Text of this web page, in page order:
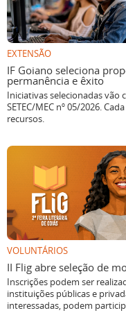
EXTENSÃO
IF Goiano seleciona
permanência e êxito
Iniciativas selecionadas
SETEC/MEC nº 05/2026.
recursos.
VOLUNTÁRIOS
II Flig abre seleção de
Inscrições podem ser
instituições públicas e
interessadas, podem